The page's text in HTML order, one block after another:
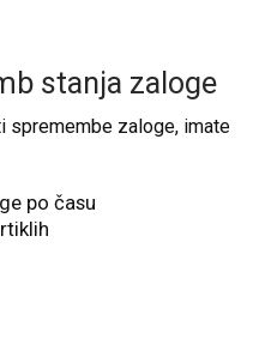
stanja zaloge
spremembe zaloge, imate
po času